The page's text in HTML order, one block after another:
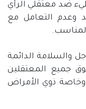
ضد معتقلي الرأي
وعدم التعامل مع
والسلامة الدائمة
جميع المعتقلين
وخاصة ذوي الأمراض